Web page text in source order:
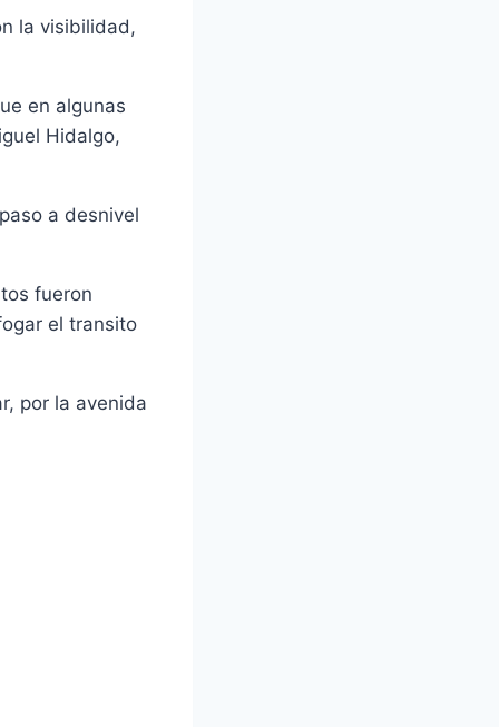
la visibilidad,
en algunas
Hidalgo,
a desnivel
fueron
el transito
por la avenida